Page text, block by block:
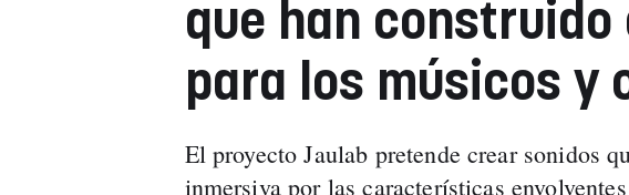
que han construido
para los músicos y
El proyecto Jaulab pretende crear sonidos
inmersiva por las características